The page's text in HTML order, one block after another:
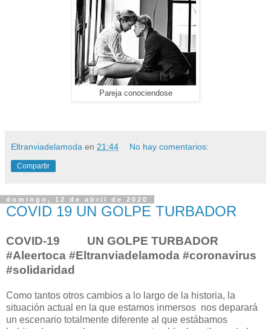
Pareja conociendose
Eltranviadelamoda en 21:44 No hay comentarios:
Compartir
domingo, 12 de abril de 2020
COVID 19 UN GOLPE TURBADOR
COVID-19 UN GOLPE TURBADOR
#Aleertoca #Eltranviadelamoda #coronavirus
#solidaridad
Como tantos otros cambios a lo largo de la historia, la
situación actual en la que estamos inmersos nos deparará
un escenario totalmente diferente al que estábamos